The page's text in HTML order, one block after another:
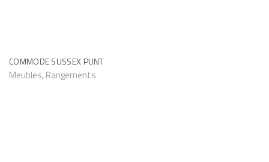
COMMODE SUSSEX PUNT
Meubles,Rangements